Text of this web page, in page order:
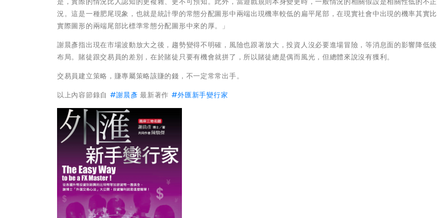
況。這是一種肥尾現象，也就是統計學的常態分配圖形中兩端出現機率較低的扁平尾部，在現實社會中出現的機率其實比
實際圖形的兩端尾部比標準常態分配圖形中來的厚。」
謝晨彥指出現在市場波動放大之後，趨勢變得不明確，風險也跟著放大，投資人沒必要進場冒險，等消息面的影響降低
布局。賭徒跟交易員的差別，在於賭徒只要有機會就拼了，所以賭徒總是偶而風光，但總體來說沒有獲利。
交易員建立策略，賺專屬策略該賺的錢，不一定常常出手。
以上內容節錄自 #謝晨彥 最新著作 #外匯新手變行家